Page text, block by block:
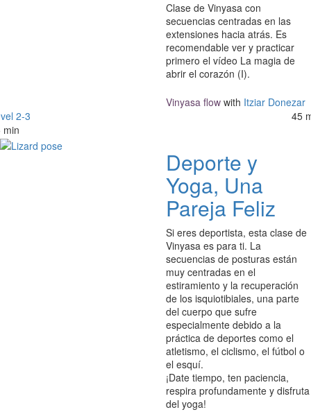
Clase de Vinyasa con
secuencias centradas en las
extensiones hacia atrás. Es
recomendable ver y practicar
primero el vídeo La magia de
abrir el corazón (I).
Vinyasa flow with Itziar Donezar
2-3
45
min
Deporte y
Yoga, Una
Pareja Feliz
Si eres deportista, esta clase de
Vinyasa es para ti. La
secuencias de posturas están
muy centradas en el
estiramiento y la recuperación
de los isquiotibiales, una parte
del cuerpo que sufre
especialmente debido a la
práctica de deportes como el
atletismo, el ciclismo, el fútbol o
el esquí.
¡Date tiempo, ten paciencia,
respira profundamente y disfruta
del yoga!